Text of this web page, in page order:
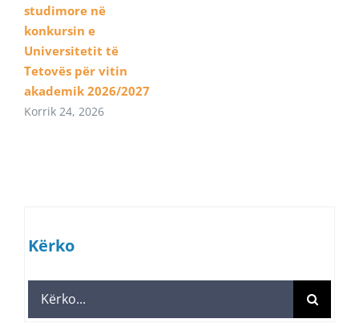
studimore në
konkursin e
Universitetit të
Tetovës për vitin
akademik 2026/2027
Korrik 24, 2026
Kërko
Search
for: